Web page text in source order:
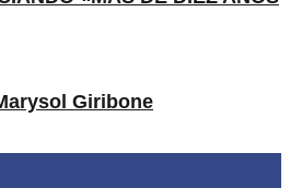
Giribone